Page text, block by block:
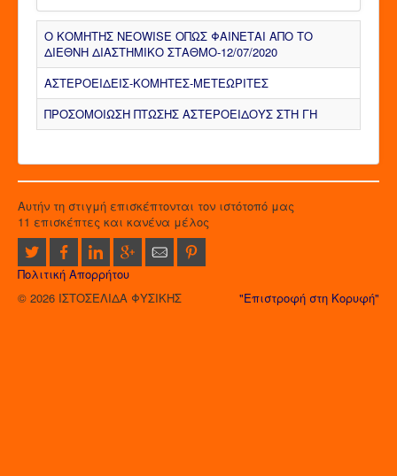
Ο ΚΟΜΗΤΗΣ NEOWISE ΟΠΩΣ ΦΑΙΝΕΤΑΙ ΑΠΟ ΤΟ
ΔΙΕΘΝΗ ΔΙΑΣΤΗΜΙΚΟ ΣΤΑΘΜΟ-12/07/2020
ΑΣΤΕΡΟΕΙΔΕΙΣ-ΚΟΜΗΤΕΣ-ΜΕΤΕΩΡΙΤΕΣ
ΠΡΟΣΟΜΟΙΩΣΗ ΠΤΩΣΗΣ ΑΣΤΕΡΟΕΙΔΟΥΣ ΣΤΗ ΓΗ
Αυτήν τη στιγμή επισκέπτονται τον ιστότοπό μας
11 επισκέπτες και κανένα μέλος
Πολιτική Απορρήτου
"Επιστροφή στη Κορυφή"
© 2026 ΙΣΤΟΣΕΛΙΔΑ ΦΥΣΙΚΗΣ